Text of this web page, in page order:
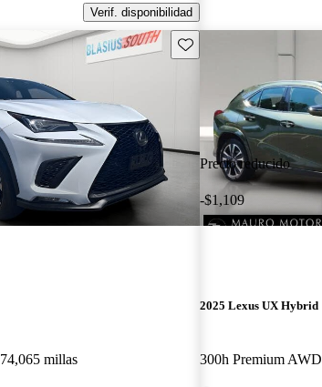
Verif. disponibilidad
Guarda este Aviso
74,065 millas
Precio reducido
-$1,109
2025 Lexus UX Hybrid
300h Premium AWD